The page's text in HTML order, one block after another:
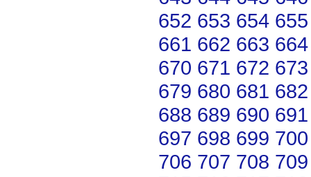
652 653 654 655
661 662 663 664
670 671 672 673
679 680 681 682
688 689 690 691
697 698 699 700
706 707 708 709